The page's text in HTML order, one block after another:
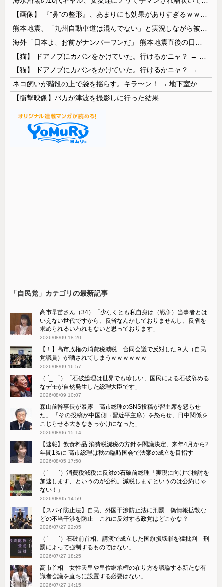
【衝撃映像】バカが津波を撮影しに行った結果…
「自民党」カテゴリの最新記事
高市早苗さん（34）「少なくとも私自身は（戦争）当事者とは
いえない世代ですから、反省なんかしておりませんし、反省を
求められるいわれもないと思っております」
2026/08/09 18:20
【！】高市政権の消費税減税 合同会議で反対した９人（自民
党議員）が晒されてしまうｗｗｗｗｗｗ
2026/08/09 16:57
（ ´_ゝ`）「石破総理は世界でも珍しい、国民による石破辞める
なデモが自然発生した総理大臣です」
2026/08/09 10:07
森山前幹事長が暴露「高市総理のSNS投稿が習主席を怒らせ
た」 「その投稿が中国側（習近平主席）を怒らせ、日中関係を
こじらせる大きなきっかけになった」
2026/08/06 15:14
【速報】飲食料品 消費税減税の方針を閣議決定、来年4月から2
年間1％に 高市総理は秋の臨時国会で法案の成立を目指す
2026/08/05 17:50
（ ´_ゝ`）消費税減税に反対の石破前総理「実現に向けて検討を
加速します、というのが公約。減税しますというのは公約じゃ
ない！」
2026/08/05 14:59
【スパイ防止法】自民、外国干渉防止法に刑罰 偽情報拡散な
どの不当干渉を防止 これに反対する政党はどこかな？
2026/07/27 22:05
（ ´_ゝ`）石破前首相、講演で成立した国旗損壊罪を猛批判「刑
罰によって強制するものではない」
2026/07/27 18:25
高市首相「女性天皇や皇位継承権の在り方を議論する新たな有
識者会議を直ちに設置する必要はない」
2026/07/27 14:15